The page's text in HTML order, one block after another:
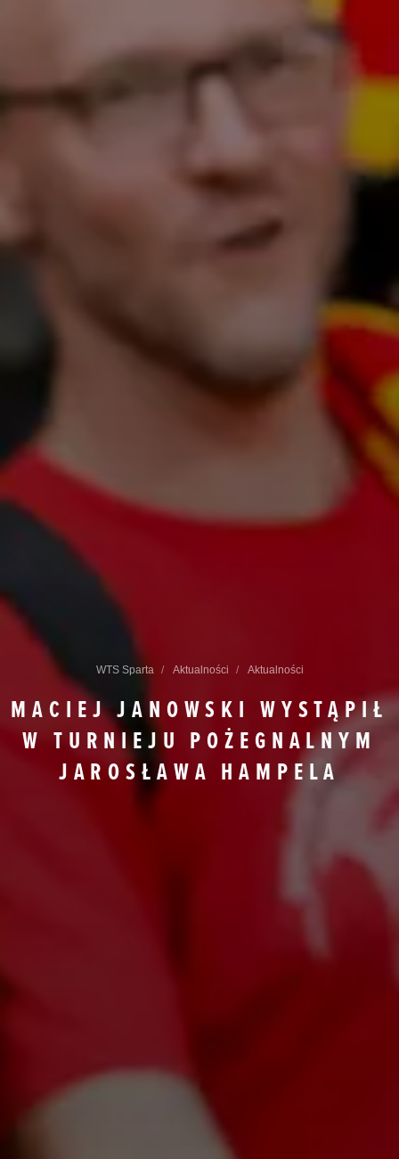
WTS Sparta Aktualności Aktualności
MACIEJ JANOWSKI WYSTĄPIŁ
W TURNIEJU POŻEGNALNYM
JAROSŁAWA HAMPELA